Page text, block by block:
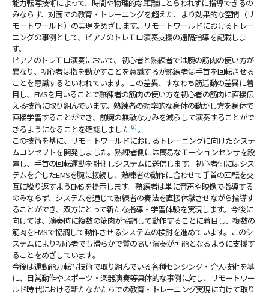
能力転写技術によって、時間や物理的な距離にとらわれずに指導できるの
みならず、対面での教育・トレーニングを超えた、より効果的な空間（リ
モートワールド）の実現をめざします。リモートワールドにおけるトレー
ニングの事例として、ピアノのトレモロ演奏支援の遠隔指導を記載しま
す。
ピアノのトレモロ演奏において、初心者と熟練者では腕の筋肉の使い方が
異なり、初心者は指を動かすことを意識するが熟練者は手首を回転させる
ことを意識するといわれています。この差異、すなわち筋活動の差異に着
目し、EMSを用いることで熟練者の筋肉の使い方を初心者の筋肉に直接伝
える技術に取り組んでいます。熟練者の効率的な身体の動かし方を身体で
直接学習することができ、前腕の無駄な力みを減らして演奏することがで
きるようになることを確認しました (2)。
この技術を基に、リモートワールドにおけるトレーニングに向けたシステ
ムコンセプトを開発しました。熟練者側には簡易なモーションセンサを設
置し、手首の回転運動を計測しシステムに送信します。初心者側にはシス
テムを介したEMSを腕に接続し、熟練者の動作に合わせて手首の回転を交
互に繰り返すようEMSを提示します。熟練者は単に音声や映像で指導する
のみならず、システムを通じて熟練者の奏法を直接体験させながら指導す
ることができ、双方にとって新たな指導・学習体験を実現します。今後に
向けては、演奏時に複数の筋肉が協調して動作することに着目し、複数の
筋肉をEMSで協調して動作させるシステムの検討を進めています。このシ
ステムにより初心者でも滑らかで質の高い演奏が可能となるように支援す
ることをめざしています。
今後は運動能力転写技術で取り組んでいる各種センシング・介入技術を基
に、日常動作やスポーツ・楽器演奏等具体的な事例に対し、リモートワー
ルド時代における新たなかたちでの教育・トレーニング実現に向けて取り